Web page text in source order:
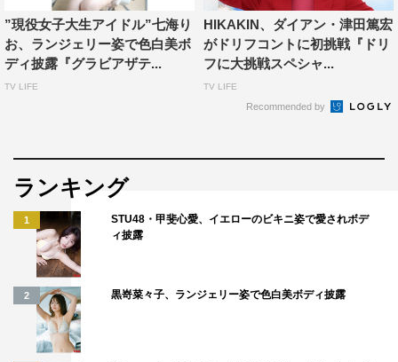
”現役女子大生アイドル”七海り
お、ランジェリー姿で色白美ボ
ディ披露『グラビアザテ...
TV LIFE
HIKAKIN、ダイアン・津田篤宏
がドリフコントに初挑戦『ドリ
フに大挑戦スペシャ...
TV LIFE
Recommended by
ランキング
1
STU48・甲斐心愛、イエローのビキニ姿で愛されボデ
ィ披露
2 黒嵜菜々子、ランジェリー姿で色白美ボディ披露